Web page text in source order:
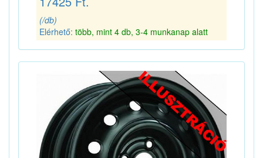
(/db)
Elérhető: több, mint 4 db, 3-4 munkanap alatt